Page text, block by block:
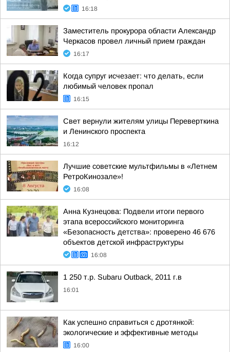
16:18
Заместитель прокурора области Александр
Черкасов провел личный прием граждан
16:17
Когда супруг исчезает: что делать, если
любимый человек пропал
16:15
Свет вернули жителям улицы Переверткина
и Ленинского проспекта
16:12
Лучшие советские мультфильмы в «Летнем
РетроКинозале»!
16:08
Анна Кузнецова: Подвели итоги первого
этапа всероссийского мониторинга
«Безопасность детства»: проверено 46 676
объектов детской инфраструктуры
16:08
1 250 т.р. Subaru Outback, 2011 г.в
16:01
Как успешно справиться с дротянкой:
экологические и эффективные методы
16:00